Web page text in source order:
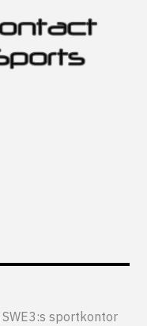
sportkontor